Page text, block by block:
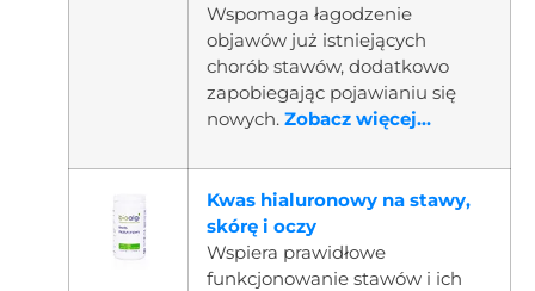
Wspomaga łagodzenie
objawów już istniejących
chorób stawów, dodatkowo
zapobiegając pojawianiu się
nowych. Zobacz więcej...
Kwas hialuronowy na stawy,
skórę i oczy
Wspiera prawidłowe
funkcjonowanie stawów i ich